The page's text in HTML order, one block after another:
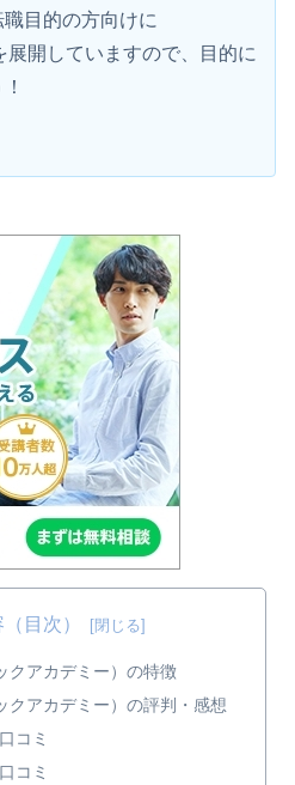
目的の方向けに
展開していますので、目的に
目次）
クアカデミー）の特徴
クアカデミー）の評判・感想
コミ
コミ